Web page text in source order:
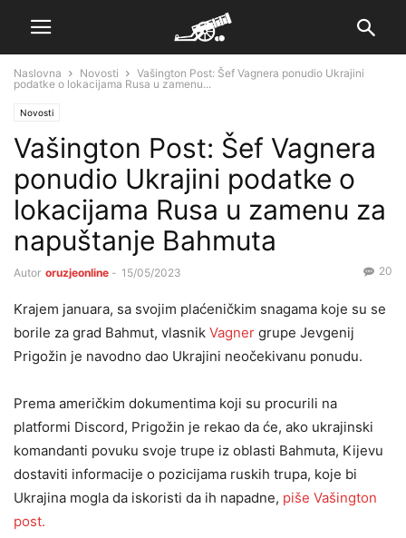
Naslovna Novosti
Vašington Post: Šef Vagnera ponudio Ukrajini
podatke o lokacijama Rusa u zamenu...
Novosti
Vašington Post: Šef Vagnera
ponudio Ukrajini podatke o
lokacijama Rusa u zamenu za
napuštanje Bahmuta
Autor oruzjeonline - 15/05/2023 20
Krajem januara, sa svojim plaćeničkim snagama koje su se
borile za grad Bahmut, vlasnik Vagner grupe Jevgenij
Prigožin je navodno dao Ukrajini neočekivanu ponudu.
Prema američkim dokumentima koji su procurili na
platformi Discord, Prigožin je rekao da će, ako ukrajinski
komandanti povuku svoje trupe iz oblasti Bahmuta, Kijevu
dostaviti informacije o pozicijama ruskih trupa, koje bi
Ukrajina mogla da iskoristi da ih napadne, piše Vašington
post.